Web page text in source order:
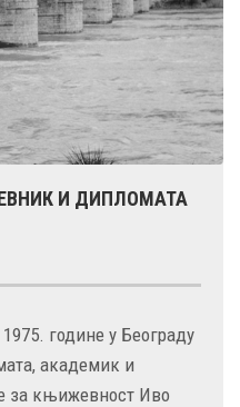
И ДИПЛОМАТА
године у Београду
академик и
за књижевност Иво